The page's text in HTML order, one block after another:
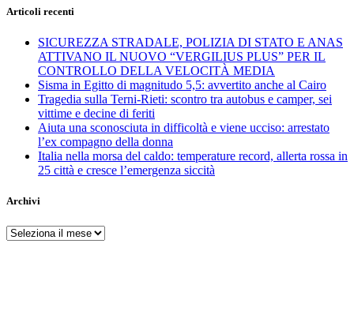
Articoli recenti
SICUREZZA STRADALE, POLIZIA DI STATO E ANAS
ATTIVANO IL NUOVO “VERGILIUS PLUS” PER IL
CONTROLLO DELLA VELOCITÀ MEDIA
Sisma in Egitto di magnitudo 5,5: avvertito anche al Cairo
Tragedia sulla Terni-Rieti: scontro tra autobus e camper, sei
vittime e decine di feriti
Aiuta una sconosciuta in difficoltà e viene ucciso: arrestato
l’ex compagno della donna
Italia nella morsa del caldo: temperature record, allerta rossa in
25 città e cresce l’emergenza siccità
Archivi
Archivi